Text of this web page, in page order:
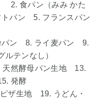
2. 食パン（みみ かた
パン 5. フランスパン
パン 8. ライ麦パン 9.
テンなし）
天然酵母パン生地 13.
発酵
ザ生地 19. うどん・